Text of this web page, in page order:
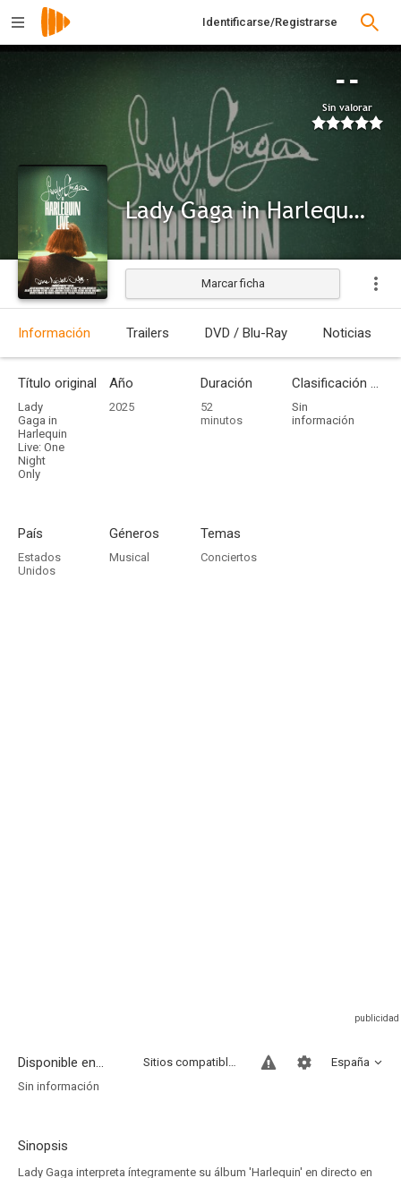
Identificarse/Registrarse
--
Sin valorar
Lady Gaga in Harlequin Live: One Night Only
Marcar ficha
Información Trailers DVD / Blu-Ray Noticias
Título original
Lady
Gaga in
Harlequin
Live: One
Night
Only
Año
2025
Duración
52
minutos
Clasificación por edades
Sin
información
País
Estados
Unidos
Géneros
Musical
Temas
Conciertos
Disponible en... España
Sitios compatibles
Sin información
Sinopsis
Lady Gaga interpreta íntegramente su álbum 'Harlequin' en directo en